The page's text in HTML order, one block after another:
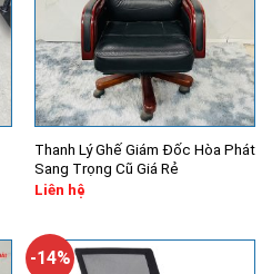
Thanh Lý Ghế Giám Đốc Hòa Phát
Sang Trọng Cũ Giá Rẻ
Liên hệ
-14%